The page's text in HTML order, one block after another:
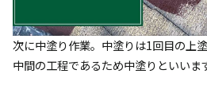
次に中塗り作業。中塗りは1回目の上
中間の工程であるため中塗りといいま